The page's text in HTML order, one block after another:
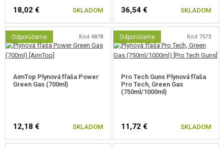
menším rozmerom je nielen skvelou kompaktnou zbraňou do CQB arény,
ale tiež je ľahšia a rýchlejšie sa tasí.
Je vybavená tradičnými kovovými mieridlami. Pištoľ má elegantný
18,02 € SKLADOM 36,54 € SKLADOM
Odporúčame Kód 4878
AimTop Plynová fľaša Power
Green Gas (700ml)
12,18 € SKLADOM
Odporúčame Kód 7573
Pro Tech Guns Plynová fľaša
Pro Tech, Green Gas
(750ml/1000ml)
11,72 € SKLADOM